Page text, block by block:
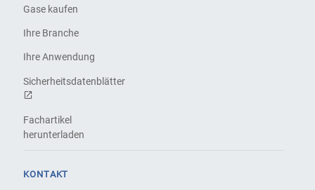
Gase kaufen
Ihre Branche
Ihre Anwendung
Sicherheitsdatenblätter
Fachartikel
herunterladen
KONTAKT